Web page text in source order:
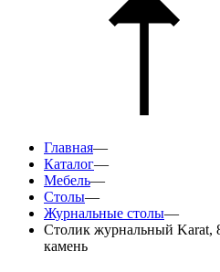
Главная—
Каталог—
Мебель—
Столы—
Журнальные столы—
Столик журнальный Karat,
камень